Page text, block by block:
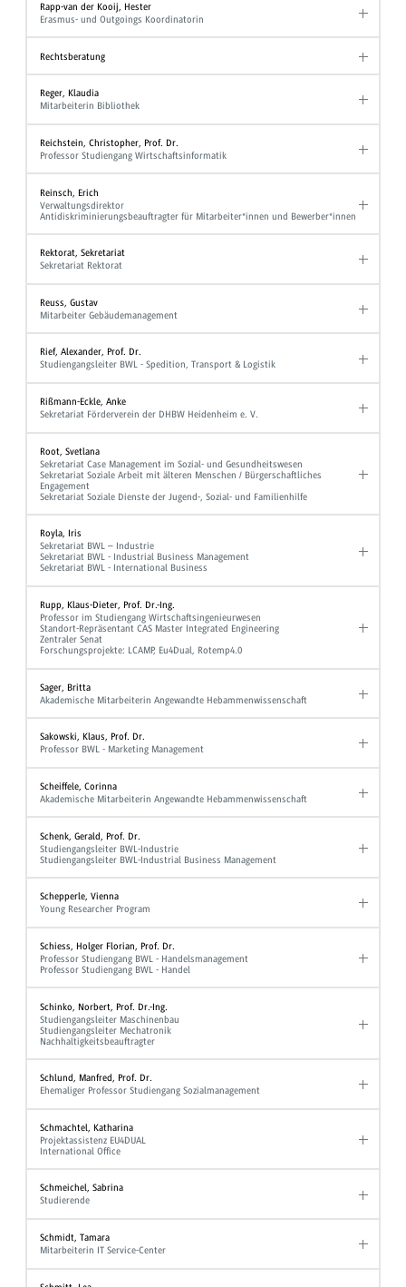
Rapp-van der Kooij, Hester
Erasmus- und Outgoings Koordinatorin
Rechtsberatung
Reger, Klaudia
Mitarbeiterin Bibliothek
Reichstein, Christopher, Prof. Dr.
Professor Studiengang Wirtschaftsinformatik
Reinsch, Erich
Verwaltungsdirektor
Antidiskriminierungsbeauftragter für Mitarbeiter*innen und Bewerber*innen
Rektorat, Sekretariat
Sekretariat Rektorat
Reuss, Gustav
Mitarbeiter Gebäudemanagement
Rief, Alexander, Prof. Dr.
Studiengangsleiter BWL - Spedition, Transport & Logistik
Rißmann-Eckle, Anke
Sekretariat Förderverein der DHBW Heidenheim e. V.
Root, Svetlana
Sekretariat Case Management im Sozial- und Gesundheitswesen
Sekretariat Soziale Arbeit mit älteren Menschen / Bürgerschaftliches
Engagement
Sekretariat Soziale Dienste der Jugend-, Sozial- und Familienhilfe
Royla, Iris
Sekretariat BWL – Industrie
Sekretariat BWL - Industrial Business Management
Sekretariat BWL - International Business
Rupp, Klaus-Dieter, Prof. Dr.-Ing.
Professor im Studiengang Wirtschaftsingenieurwesen
Standort-Repräsentant CAS Master Integrated Engineering
Zentraler Senat
Forschungsprojekte: LCAMP, Eu4Dual, Rotemp4.0
Sager, Britta
Akademische Mitarbeiterin Angewandte Hebammenwissenschaft
Sakowski, Klaus, Prof. Dr.
Professor BWL - Marketing Management
Scheiffele, Corinna
Akademische Mitarbeiterin Angewandte Hebammenwissenschaft
Schenk, Gerald, Prof. Dr.
Studiengangsleiter BWL-Industrie
Studiengangsleiter BWL-Industrial Business Management
Schepperle, Vienna
Young Researcher Program
Schiess, Holger Florian, Prof. Dr.
Professor Studiengang BWL - Handelsmanagement
Professor Studiengang BWL - Handel
Schinko, Norbert, Prof. Dr.-Ing.
Studiengangsleiter Maschinenbau
Studiengangsleiter Mechatronik
Nachhaltigkeitsbeauftragter
Schlund, Manfred, Prof. Dr.
Ehemaliger Professor Studiengang Sozialmanagement
Schmachtel, Katharina
Projektassistenz EU4DUAL
International Office
Schmeichel, Sabrina
Studierende
Schmidt, Tamara
Mitarbeiterin IT Service-Center